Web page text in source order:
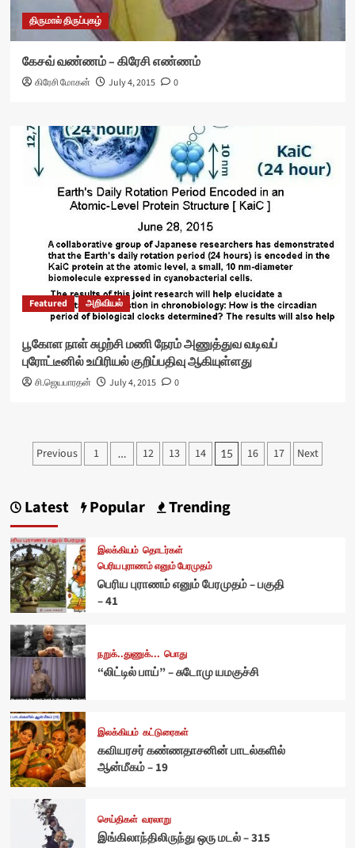
திருமால் திருப்புகழ்
கேசவ் வண்ணம் – கிரேசி எண்ணம்
கிரேசி மோகன் July 4, 2015 0
Featured அறிவியல்
பூகோள நாள் சுழற்சி மணி நேரம் அணுத்துவ வடிவப்
புரோட்டீனில் உயிரியல் குறிப்பதிவு ஆகியுள்ளது
சி.ஜெயபாரதன் July 4, 2015 0
Posts
Previous 1 … 12 13 14 15 16 17 Next
Latest Popular Trending
இலக்கியம் தொடர்கள்
பெரிய புராணம் எனும் பேரமுதம்
பெரிய புராணம் எனும் பேரமுதம் – பகுதி
– 41
நறுக்..துணுக்... பொது
“லிட்டில் பாய்” – சுடோமு யமகுச்சி
இலக்கியம் கட்டுரைகள்
கவியரசர் கண்ணதாசனின் பாடல்களில்
ஆன்மீகம் – 19
செய்திகள் வரலாறு
இங்கிலாந்திலிருந்து ஒரு மடல் – 315